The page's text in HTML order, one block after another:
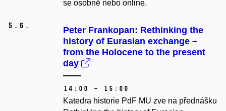
se osobně nebo online.
5. 6.
Peter Frankopan: Rethinking the
history of Eurasian exchange –⁠⁠⁠⁠⁠⁠
from the Holocene to the present
day
14:00 – 15:00
Katedra historie PdF MU zve na přednášku